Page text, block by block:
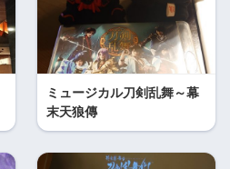
ミュージカル刀剣乱舞～幕
末天狼傳